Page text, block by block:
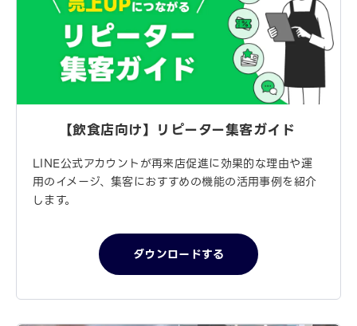
【飲食店向け】 リピーター集客ガイド
LINE公式アカウントが再来店促進に効果的な理由や運
用のイメージ、集客におすすめの機能の活用事例を紹介
します。
ダウンロードする